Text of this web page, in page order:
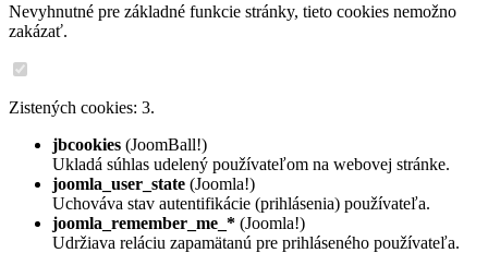
Nevyhnutné pre základné funkcie stránky, tieto cookies nemožno
zakázať.
Zistených cookies: 3.
jbcookies (JoomBall!)
Ukladá súhlas udelený používateľom na webovej stránke.
joomla_user_state (Joomla!)
Uchováva stav autentifikácie (prihlásenia) používateľa.
joomla_remember_me_* (Joomla!)
Udržiava reláciu zapamätanú pre prihláseného používateľa.